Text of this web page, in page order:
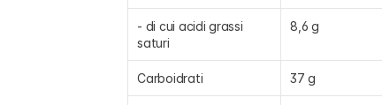
- di cui acidi grassi
saturi
8,6 g
Carboidrati 37 g